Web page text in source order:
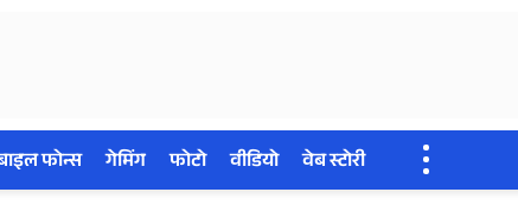
फोन्स गेमिंग फोटो वीडियो वेब स्टोरी